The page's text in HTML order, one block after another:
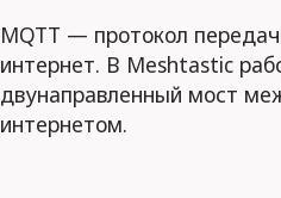
MQTT — протокол
интернет. В Meshtastic
двунаправленный мост
интернетом.